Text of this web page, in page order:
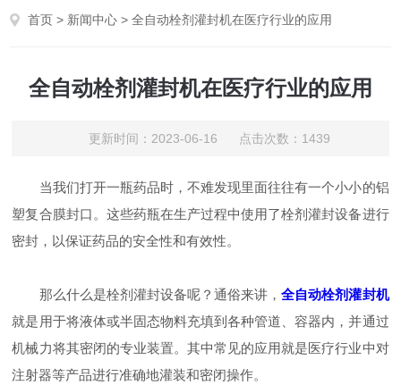
首页 > 新闻中心 > 全自动栓剂灌封机在医疗行业的应用
全自动栓剂灌封机在医疗行业的应用
更新时间：2023-06-16 点击次数：1439
当我们打开一瓶药品时，不难发现里面往往有一个小小的铝
塑复合膜封口。这些药瓶在生产过程中使用了栓剂灌封设备进行
密封，以保证药品的安全性和有效性。
那么什么是栓剂灌封设备呢？通俗来讲，全自动栓剂灌封机
就是用于将液体或半固态物料充填到各种管道、容器内，并通过
机械力将其密闭的专业装置。其中常见的应用就是医疗行业中对
注射器等产品进行准确地灌装和密闭操作。